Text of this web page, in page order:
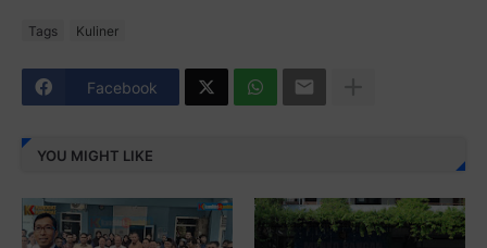
Tags Kuliner
Facebook
YOU MIGHT LIKE